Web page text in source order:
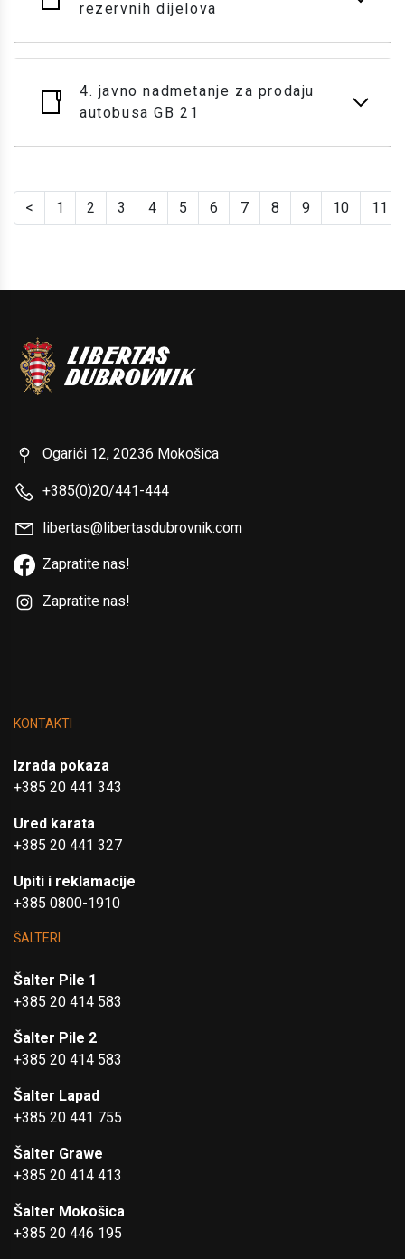
rezervnih dijelova
4. javno nadmetanje za prodaju
autobusa GB 21
< 1 2 3 4 5 6 7 8 9 10 11
Ogarići 12, 20236 Mokošica
+385(0)20/441-444
libertas@libertasdubrovnik.com
Zapratite nas!
Zapratite nas!
KONTAKTI
Izrada pokaza
+385 20 441 343
Ured karata
+385 20 441 327
Upiti i reklamacije
+385 0800-1910
ŠALTERI
Šalter Pile 1
+385 20 414 583
Šalter Pile 2
+385 20 414 583
Šalter Lapad
+385 20 441 755
Šalter Grawe
+385 20 414 413
Šalter Mokošica
+385 20 446 195